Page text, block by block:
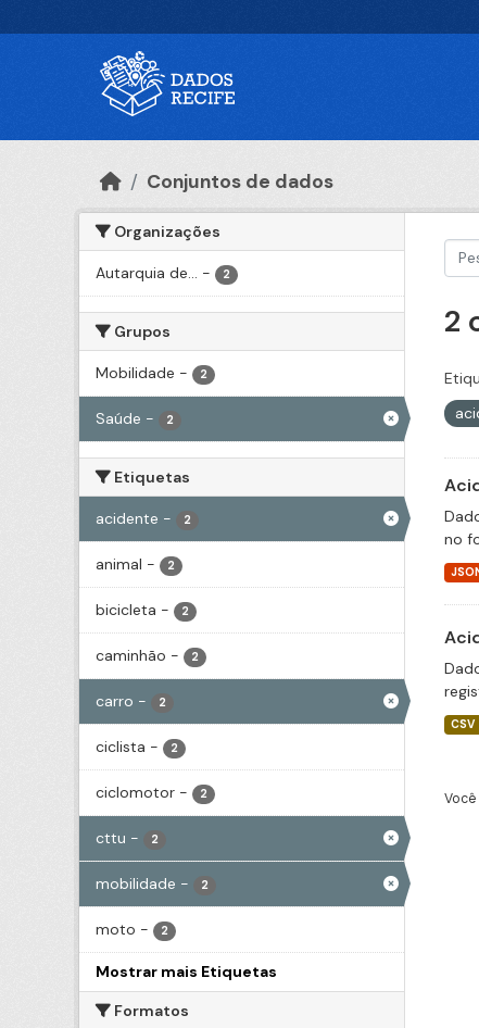
Conjuntos de dados
Organizações
Autarquia de... - 2
Grupos
Mobilidade - 2
Saúde - 2
Etiquetas
acidente - 2
animal - 2
bicicleta - 2
caminhão - 2
carro - 2
ciclista - 2
ciclomotor - 2
cttu - 2
mobilidade - 2
moto - 2
Mostrar mais Etiquetas
Formatos
2
no
CSV